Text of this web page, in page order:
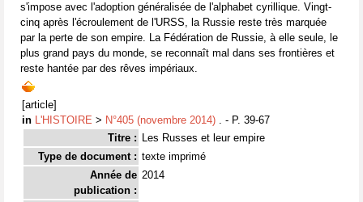
s'impose avec l'adoption généralisée de l'alphabet cyrillique. Vingt-
cinq après l'écroulement de l'URSS, la Russie reste très marquée
par la perte de son empire. La Fédération de Russie, à elle seule, le
plus grand pays du monde, se reconnaît mal dans ses frontières et
reste hantée par des rêves impériaux.
[article]
in L'HISTOIRE > N°405 (novembre 2014) . - P. 39-67
Titre : Les Russes et leur empire
Type de document : texte imprimé
Année de
publication :
2014